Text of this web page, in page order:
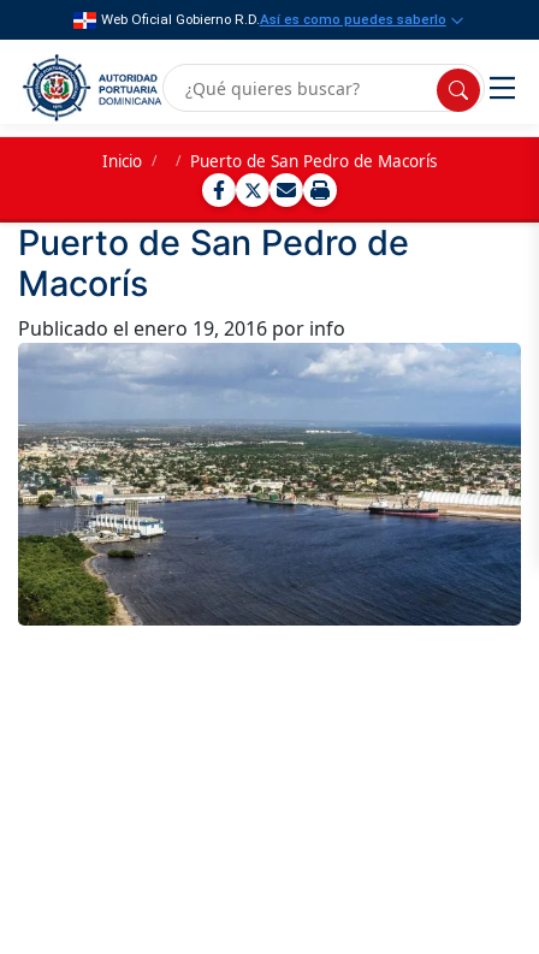
Web Oficial Gobierno R.D.Así es como puedes saberlo
Inicio / / Puerto de San Pedro de Macorís
Puerto de San Pedro de
Macorís
Publicado el enero 19, 2016 por info